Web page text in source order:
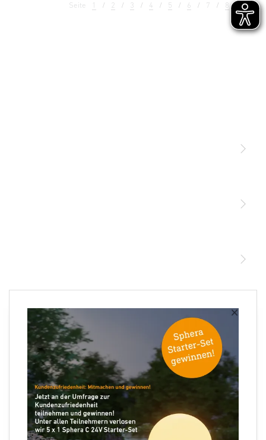
×
Seite 1 2 3 4 5 6 7 8 9
Ihre E-Mail Adresse
Folgen Sie uns